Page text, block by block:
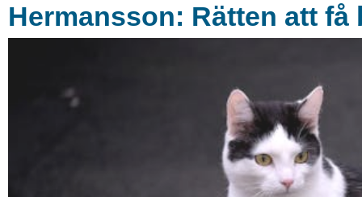
Hermansson: Rätten att